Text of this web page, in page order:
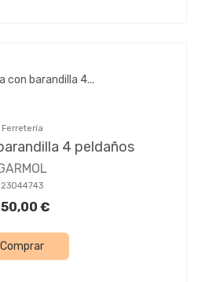
Ferretería
4 peldaños
23044743
€
Comprar